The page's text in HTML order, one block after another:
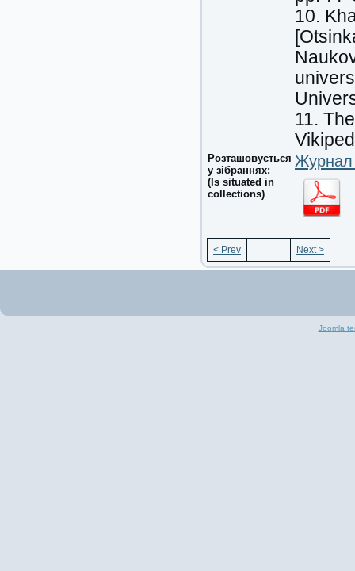
10.
11.
Розташовується
у зібраннях:
(Is situated in
collections)
Журнал
< Prev Next >
Joomla